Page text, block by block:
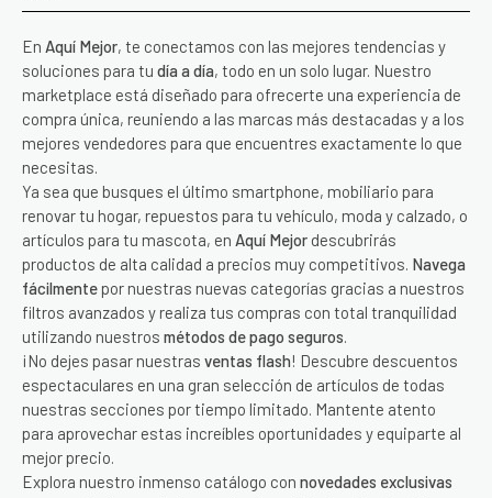
En Aquí Mejor, te conectamos con las mejores tendencias y
soluciones para tu día a día, todo en un solo lugar. Nuestro
marketplace está diseñado para ofrecerte una experiencia de
compra única, reuniendo a las marcas más destacadas y a los
mejores vendedores para que encuentres exactamente lo que
necesitas.
Ya sea que busques el último smartphone, mobiliario para
renovar tu hogar, repuestos para tu vehículo, moda y calzado, o
artículos para tu mascota, en Aquí Mejor descubrirás
productos de alta calidad a precios muy competitivos. Navega
fácilmente por nuestras nuevas categorías gracias a nuestros
filtros avanzados y realiza tus compras con total tranquilidad
utilizando nuestros métodos de pago seguros.
¡No dejes pasar nuestras ventas flash! Descubre descuentos
espectaculares en una gran selección de artículos de todas
nuestras secciones por tiempo limitado. Mantente atento
para aprovechar estas increíbles oportunidades y equiparte al
mejor precio.
Explora nuestro inmenso catálogo con novedades exclusivas